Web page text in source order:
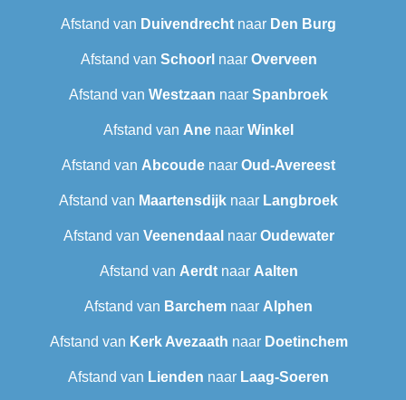
Afstand van Duivendrecht naar Den Burg
Afstand van Schoorl naar Overveen
Afstand van Westzaan naar Spanbroek
Afstand van Ane naar Winkel
Afstand van Abcoude naar Oud-Avereest
Afstand van Maartensdijk naar Langbroek
Afstand van Veenendaal naar Oudewater
Afstand van Aerdtnaar Aalten
Afstand van Barchem naar Alphen
Afstand van Kerk Avezaath naar Doetinchem
Afstand van Lienden naar Laag-Soeren